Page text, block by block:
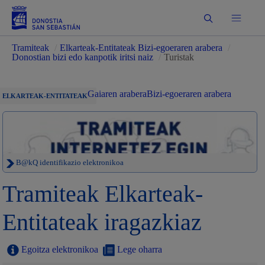
Bilatu
Tramiteak Elkarteak-Entitateak Bizi-egoeraren arabera
Donostian bizi edo kanpotik iritsi naiz
Turistak
ELKARTEAK-ENTITATEAKGaiaren araberaBizi-egoeraren arabera
B@kQ identifikazio elektronikoa
Tramiteak Elkarteak-
Entitateak iragazkiaz
Egoitza elektronikoa Lege oharra